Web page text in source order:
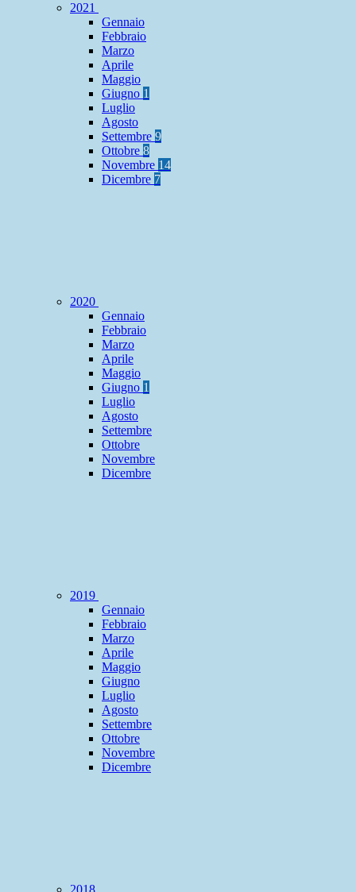
2021
Gennaio
Febbraio
Marzo
Aprile
Maggio
Giugno 1
Luglio
Agosto
Settembre 9
Ottobre 8
Novembre 14
Dicembre 7
2020
Gennaio
Febbraio
Marzo
Aprile
Maggio
Giugno 1
Luglio
Agosto
Settembre
Ottobre
Novembre
Dicembre
2019
Gennaio
Febbraio
Marzo
Aprile
Maggio
Giugno
Luglio
Agosto
Settembre
Ottobre
Novembre
Dicembre